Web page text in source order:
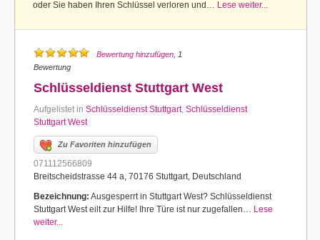
oder Sie haben Ihren Schlüssel verloren und… Lese weiter...
Bewertung hinzufügen , 1
Bewertung
Schlüsseldienst Stuttgart West
Aufgelistet in Schlüsseldienst Stuttgart, Schlüsseldienst
Stuttgart West
Zu Favoriten hinzufügen
071112566809
Breitscheidstrasse 44 a, 70176 Stuttgart, Deutschland
Bezeichnung: Ausgesperrt in Stuttgart West? Schlüsseldienst
Stuttgart West eilt zur Hilfe! Ihre Türe ist nur zugefallen… Lese
weiter...